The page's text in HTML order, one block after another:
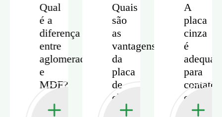
Qual
é a
diferença
entre
aglomerado
e
MDF?
Quais
são
as
vantagens
da
placa
de
chip
cinza
A
placa
cinza
é
para
contato
com